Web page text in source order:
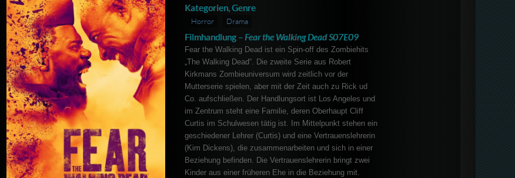
Kategorien, Genre
Horror Drama
Filmhandlung – Fear the Walking Dead S07E09
Fear the Walking Dead ist ein Spin-off des Zombiehits
„The Walking Dead“. Die zweite Serie aus Robert
Kirkmans Zombieuniversum wird zeitlich vor der
Mutterserie spielen, aber mit der Zeit auch zu Rick ud
Co. aufschließen. Der Handlungsort ist Los Angeles und
im Zentrum steht eine Familie, deren Oberhaupt Cliff
Curtis im Schulwesen tätig ist. Im Mittelpunkt stehen ein
geschiedener Lehrer (Curtis) und eine Vertrauenslehrerin
(Kim Dickens), die zusammenarbeiten und sich in einer
Beziehung befinden. Die Vertrauenslehrerin bringt zwei
Kinder aus einer früheren Ehe in die Beziehung mit.